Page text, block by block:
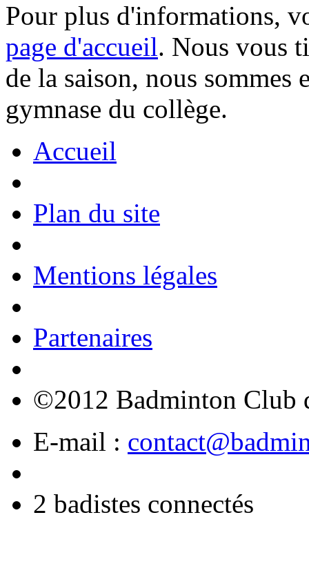
Pour plus d'informations,
page d'accueil. Nous vous
de la saison, nous
gymnase du collège.
Accueil
Plan du site
Mentions légales
Partenaires
©2012 Badminton Club
E-mail :
2 badistes connectés